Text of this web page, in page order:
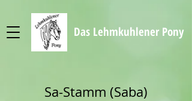
Das Lehmkuhlener Pony
Sa-Stamm (Saba)